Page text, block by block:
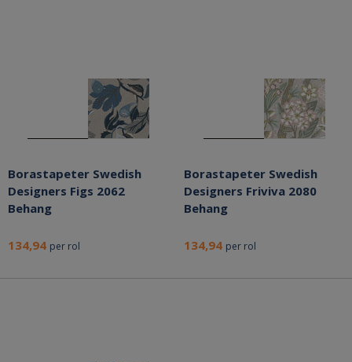
Borastapeter Swedish
Designers Figs 2062
Behang
134,94 per rol
Borastapeter Swedish
Designers Friviva 2080
Behang
134,94 per rol